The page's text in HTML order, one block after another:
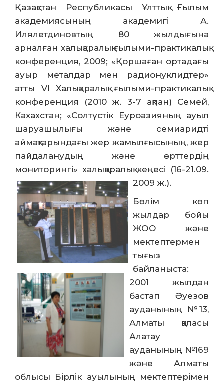
Қазақстан Республикасы Ұлттық Ғылым
академиясының академигі А.
Илялетдиновтың 80 жылдығына
арналған халықаралық ғылыми-практикалық
конференция, 2009; «Қоршаған ортадағы
ауыр металдар мен радионуклидтер»
атты VI Халықаралық ғылыми-практикалық
конференция (2010 ж. 3-7 ақпан) Семей,
Кахахстан; «Солтүстік Еуроазияның ауыл
шаруашылығы және семиаридті
аймақтарындағы жер жамылғысының, жер
пайдаланудың және өрттердің
мониторингі» халықаралық кеңесі (16-21.09.
2009 ж.).
Бөлім көп
жылдар бойы
ЖОО және
мектептермен
тығыз
байланыста:
2001 жылдан
бастап Әуезов
ауданының №13,
Алматы қаласы
Алатау
ауданының №169
және Алматы
облысы Бірлік ауылының мектептерімен